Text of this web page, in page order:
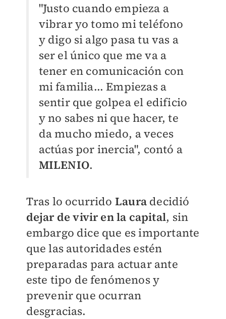
"Justo cuando empieza a
vibrar yo tomo mi teléfono
y digo si algo pasa tu vas a
ser el único que me va a
tener en comunicación con
mi familia... Empiezas a
sentir que golpea el edificio
y no sabes ni que hacer, te
da mucho miedo, a veces
actúas por inercia", contó a
MILENIO.
Tras lo ocurrido Lauradecidió
dejar de vivir en la capital, sin
embargo dice que es importante
que las autoridades estén
preparadas para actuar ante
este tipo de fenómenos y
prevenir que ocurran
desgracias.